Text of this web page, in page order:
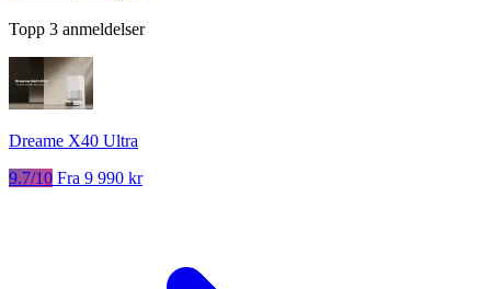
Topp 3 anmeldelser
Dreame X40 Ultra
9.7/10 Fra 9 990 kr